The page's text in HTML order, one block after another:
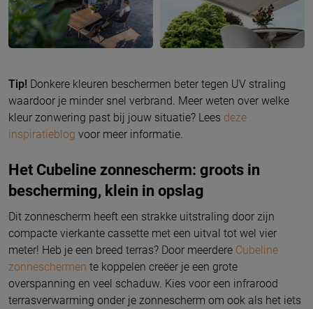
Tip! Donkere kleuren beschermen beter tegen UV straling
waardoor je minder snel verbrand. Meer weten over welke
kleur zonwering past bij jouw situatie? Lees deze
inspiratieblog voor meer informatie.
Het Cubeline zonnescherm: groots in
bescherming, klein in opslag
Dit zonnescherm heeft een strakke uitstraling door zijn
compacte vierkante cassette met een uitval tot wel vier
meter! Heb je een breed terras? Door meerdere Cubeline
zonneschermen te koppelen creëer je een grote
overspanning en veel schaduw. Kies voor een infrarood
terrasverwarming onder je zonnescherm om ook als het iets